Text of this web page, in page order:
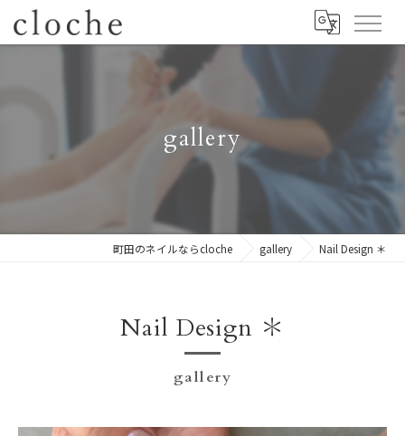
gallery
町田のネイルならcloche gallery Nail Design ＊
gallery
Nail Design ＊